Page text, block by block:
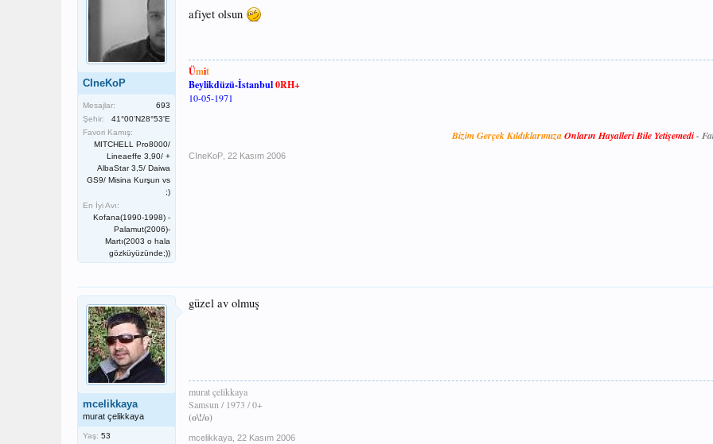
CIneKoP
Mesajlar:
693
Şehir:
41°00'N28°53'E
Favori Kamış:
MITCHELL Pro8000/
Lineaeffe 3,90/ +
AlbaStar 3,5/ Daiwa
GS9/ Misina Kurşun vs
;)
En İyi Avı:
Kofana(1990-1998) -
Palamut(2006)-
Martı(2003 o hala
gözküyüzünde;))
afiyet olsun
Ümit
Beylikdüzü-İstanbul0RH+
10-05-1971
Bizim Gerçek KıldıklarımızaOnların Hayalleri Bile Yetişemedi-
CIneKoP 22 Kasım 2006
mcelikkaya
murat çelikkaya
Yaş: 53
güzel av olmuş
murat çelikkaya
Samsun / 1973 / 0+
(o\!/o)
mcelikkaya 22 Kasım 2006